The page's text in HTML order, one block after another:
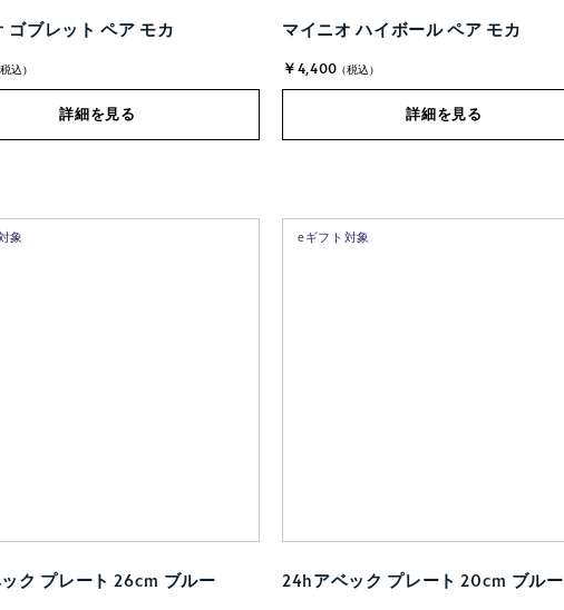
ゴブレット ペア モカ
込)
詳細を見る
マイニオ ハイボール ペア モカ
￥4,400 (税込)
詳細を見る
象
ク プレート 26cm ブルー
eギフト対象
24hアベック プレート 20cm ブルー